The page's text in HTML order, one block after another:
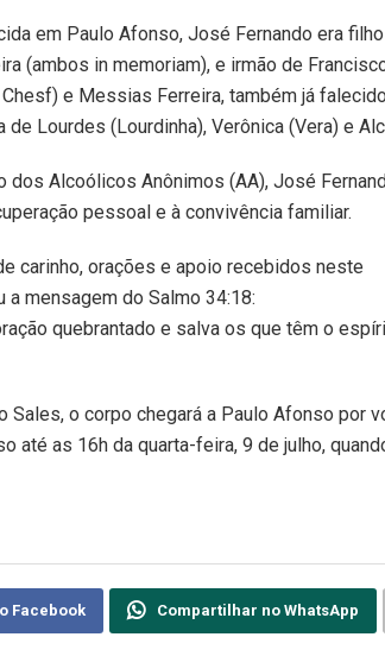
em Paulo Afonso, José Fernando era
(ambos in memoriam), e irmão de
e Messias Ferreira, também já
Lourdes (Lourdinha), Verônica (Vera) e
dos Alcoólicos Anônimos (AA), José
pessoal e à convivência familiar.
carinho, orações e apoio recebidos neste
a mensagem do Salmo 34:18:
quebrantado e salva os que têm o
o corpo chegará a Paulo Afonso por
até as 16h da quarta-feira, 9 de julho,
Facebook Compartilhar no WhatsApp